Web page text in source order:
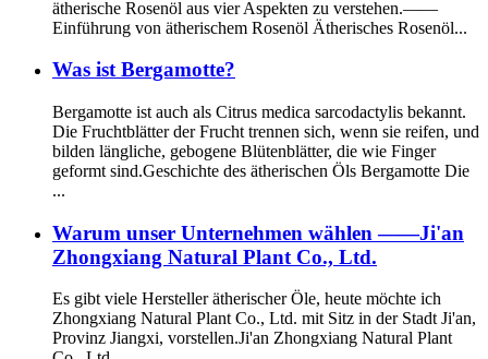
ätherische Rosenöl aus vier Aspekten zu verstehen.——
Einführung von ätherischem Rosenöl Ätherisches Rosenöl...
Was ist Bergamotte?
Bergamotte ist auch als Citrus medica sarcodactylis bekannt.
Die Fruchtblätter der Frucht trennen sich, wenn sie reifen, und
bilden längliche, gebogene Blütenblätter, die wie Finger
geformt sind.Geschichte des ätherischen Öls Bergamotte Die
...
Warum unser Unternehmen wählen ——Ji'an
Zhongxiang Natural Plant Co., Ltd.
Es gibt viele Hersteller ätherischer Öle, heute möchte ich
Zhongxiang Natural Plant Co., Ltd. mit Sitz in der Stadt Ji'an,
Provinz Jiangxi, vorstellen.Ji'an Zhongxiang Natural Plant